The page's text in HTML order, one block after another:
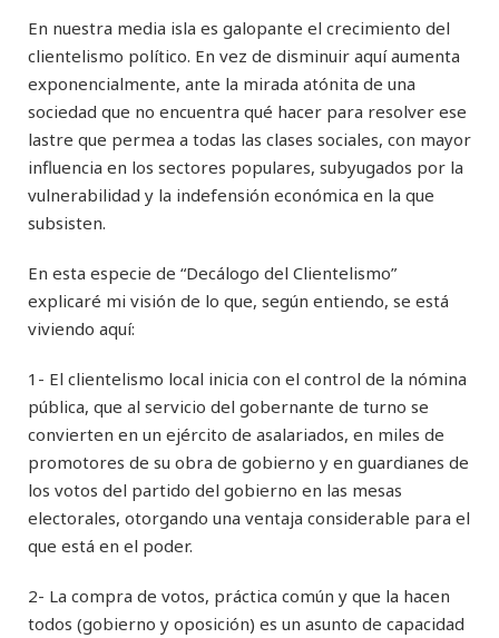
En nuestra media isla es galopante el crecimiento del
clientelismo político. En vez de disminuir aquí aumenta
exponencialmente, ante la mirada atónita de una
sociedad que no encuentra qué hacer para resolver ese
lastre que permea a todas las clases sociales, con mayor
influencia en los sectores populares, subyugados por la
vulnerabilidad y la indefensión económica en la que
subsisten.
En esta especie de “Decálogo del Clientelismo”
explicaré mi visión de lo que, según entiendo, se está
viviendo aquí:
1- El clientelismo local inicia con el control de la nómina
pública, que al servicio del gobernante de turno se
convierten en un ejército de asalariados, en miles de
promotores de su obra de gobierno y en guardianes de
los votos del partido del gobierno en las mesas
electorales, otorgando una ventaja considerable para el
que está en el poder.
2- La compra de votos, práctica común y que la hacen
todos (gobierno y oposición) es un asunto de capacidad